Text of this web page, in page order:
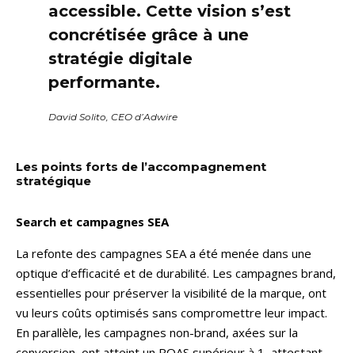
accessible. Cette vision s’est
concrétisée grâce à une
stratégie digitale
performante.
David Solito, CEO d’Adwire
Les points forts de l’accompagnement
stratégique
Search et campagnes SEA
La refonte des campagnes SEA a été menée dans une
optique d’efficacité et de durabilité. Les campagnes brand,
essentielles pour préserver la visibilité de la marque, ont
vu leurs coûts optimisés sans compromettre leur impact.
En parallèle, les campagnes non-brand, axées sur la